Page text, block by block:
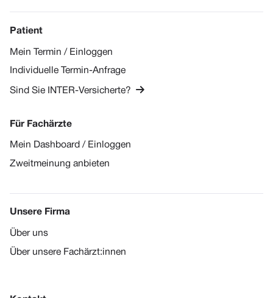
Patient
Mein Termin / Einloggen
Individuelle Termin-Anfrage
Sind Sie INTER-Versicherte? 
Für Fachärzte
Mein Dashboard / Einloggen
Zweitmeinung anbieten
Unsere Firma
Über uns
Über unsere Fachärzt:innen